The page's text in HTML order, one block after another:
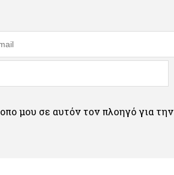
μου σε αυτόν τον πλοηγό για την